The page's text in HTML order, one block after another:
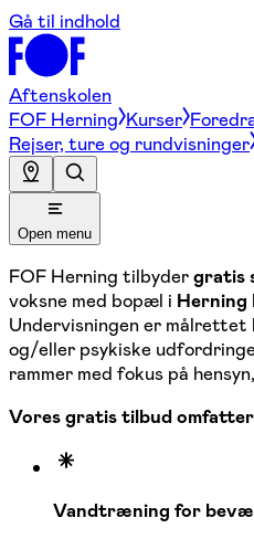
Gå til indhold
Aftenskolen
FOF Herning Kurser
Rejser, ture og rundvisninger
Open menu
FOF Herning tilbydergratis
voksne med bopæl i Herning
Undervisningen er målrettet
og/eller psykiske
rammer med fokus på
Vores gratis tilbud
Vandtræning for